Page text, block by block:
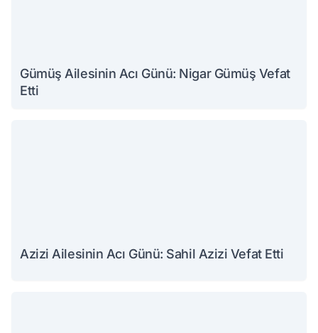
Gümüş Ailesinin Acı Günü: Nigar Gümüş Vefat
Etti
Azizi Ailesinin Acı Günü: Sahil Azizi Vefat Etti